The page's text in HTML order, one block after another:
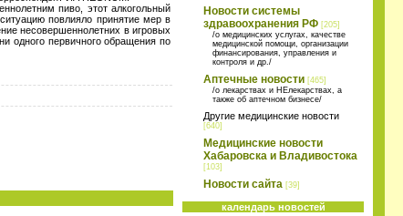
пиво, этот алкогольный
повлияло принятие мер в
несовершеннолетних в игровых
одного первичного обращения по
Новости системы
здравоохранения РФ [205]
/о медицинских услугах, качестве
медицинской помощи, организации
финансирования, управления и
контроля и др./
Аптечные новости [465]
/о лекарствах и НЕлекарствах, а
также об аптечном бизнесе/
Другие медицинские новости
[640]
Медицинские новости
Хабаровска и Владивостока
[103]
Новости сайта [39]
календарь новостей